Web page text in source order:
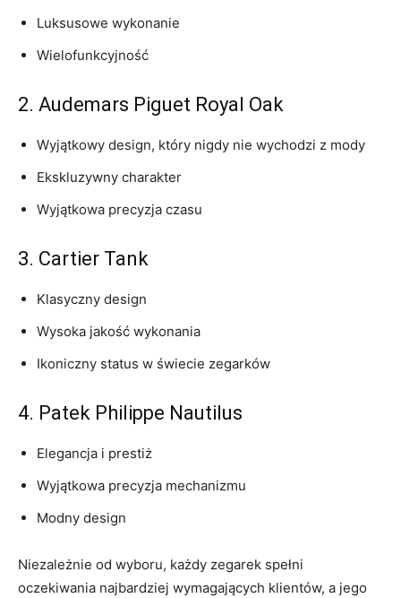
Luksusowe wykonanie
Wielofunkcyjność
2. Audemars Piguet Royal Oak
Wyjątkowy design, który nigdy nie wychodzi z mody
Ekskluzywny charakter
Wyjątkowa precyzja czasu
3. Cartier Tank
Klasyczny‌ design
Wysoka ⁢jakość wykonania
Ikoniczny status ‍w świecie zegarków
4. Patek Philippe Nautilus
Elegancja ‌i prestiż
Wyjątkowa precyzja ‍mechanizmu
Modny​ design
Niezależnie od wyboru, każdy ‍zegarek spełni
oczekiwania najbardziej wymagających klientów, a jego